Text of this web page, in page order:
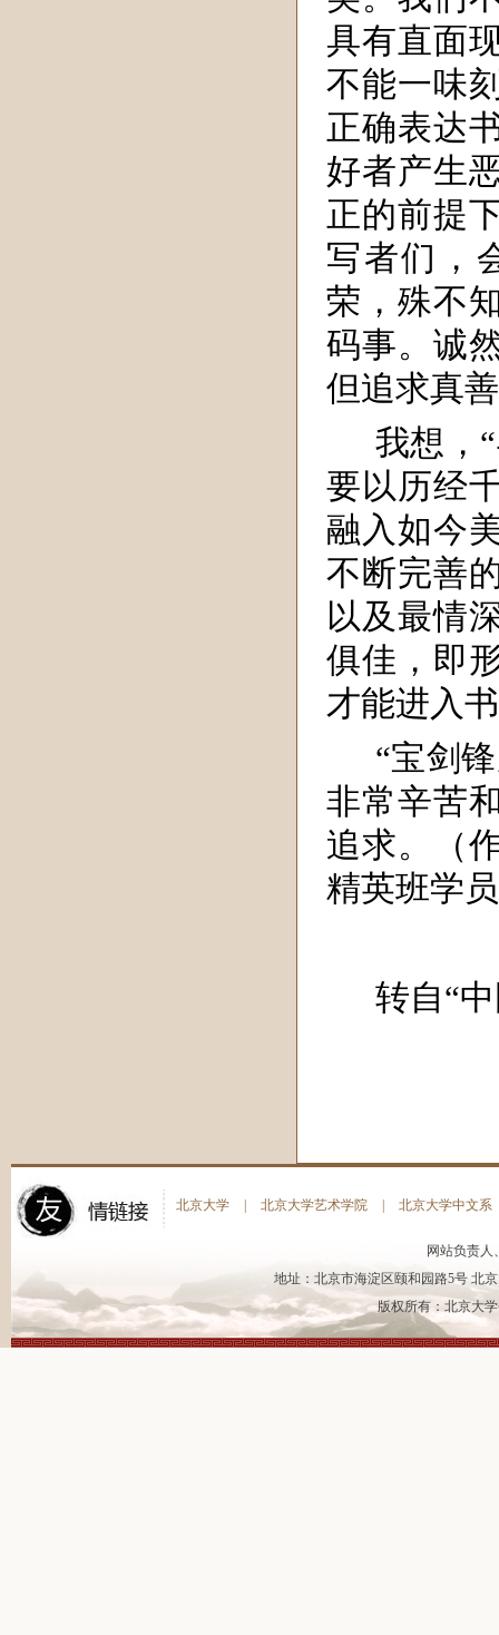
具有直面
不能一味
正确表达
好者产生
正的前提
写者们，
荣，殊不
码事。诚
但追求真
我想，
要以历经
融入如今
不断完善
以及最情
俱佳，即
才能进入
“宝剑
非常辛苦
追求。
（
精英班学
转自“
北京大学 北京大学艺术学院 北京大学中文系
网站负责
地址：北京市海淀区颐和园路5号 北
版权所有：北京大